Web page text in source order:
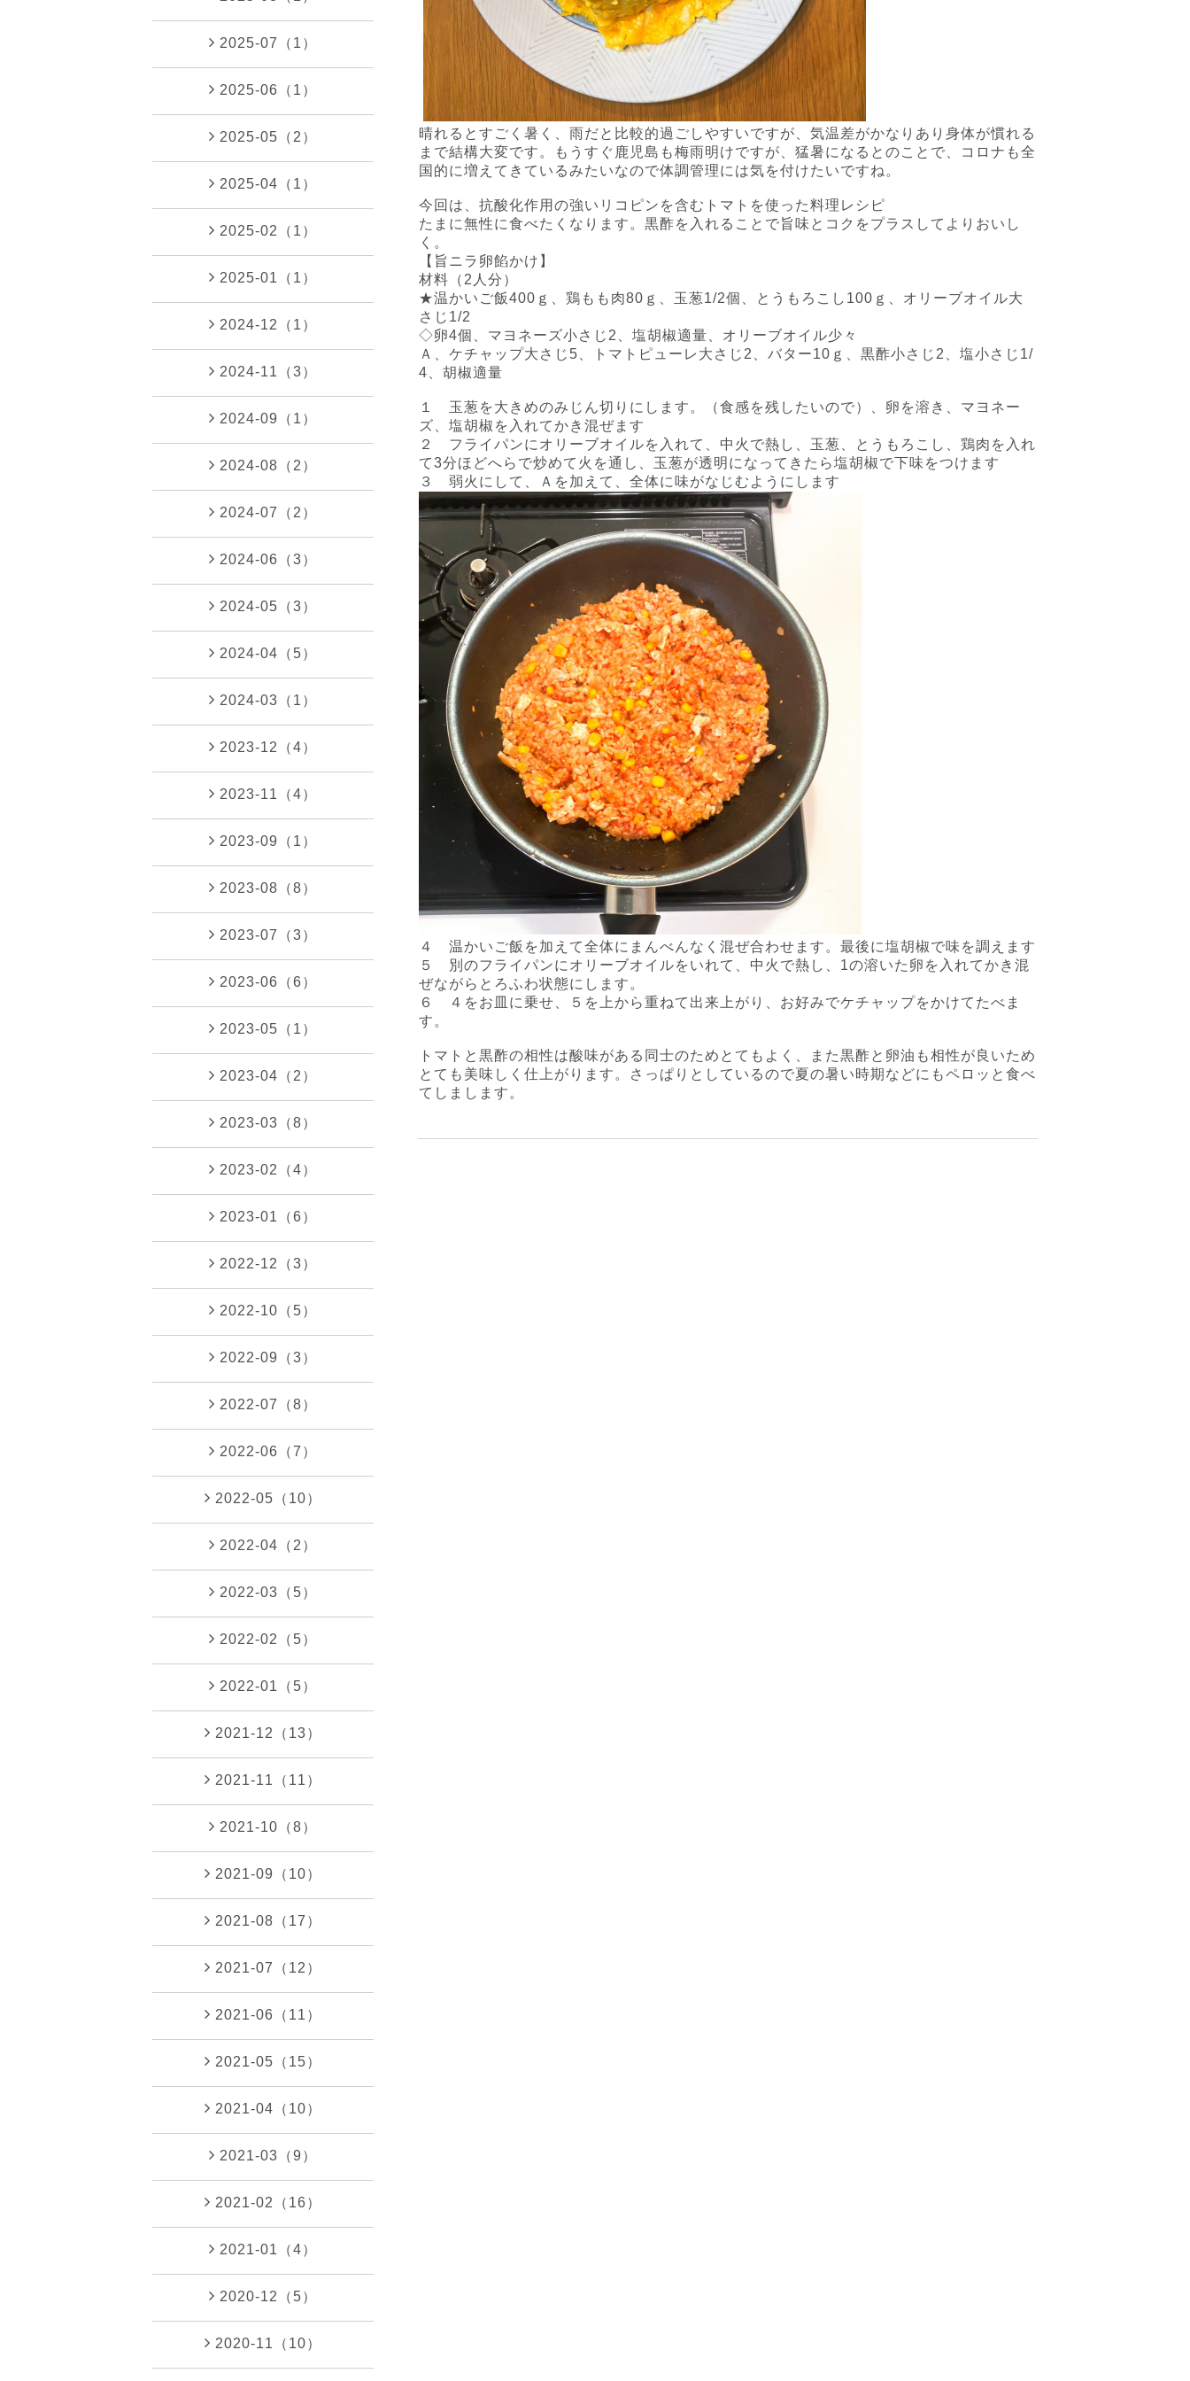
晴れるとすごく暑く、雨だと比較的過ごしやすいですが、気温差がかなりあり身体が慣れる
まで結構大変です。もうすぐ鹿児島も梅雨明けですが、猛暑になるとのことで、コロナも全
国的に増えてきているみたいなので体調管理には気を付けたいですね。
今回は、抗酸化作用の強いリコピンを含むトマトを使った料理レシピ
たまに無性に食べたくなります。黒酢を入れることで旨味とコクをプラスしてよりおいし
く。
【旨ニラ卵餡かけ】
材料（ 2 人分）
★温かいご飯400 ｇ、鶏もも肉80 ｇ、玉葱1/2個、とうもろこし 100 ｇ、オリーブオイル大
さじ 1/2
◇卵4個、マヨネーズ小さじ 2
、塩胡椒適量、オリーブオイル少々
Ａ、ケチャップ大さじ 5 、トマトピューレ大さじ 2 、バター10 ｇ、黒酢小さじ 2 、塩小さじ 1/
4 、胡椒適量
１ 玉葱を大きめのみじん切りにします。（食感を残したいので）、卵を溶き、マヨネー
ズ、塩胡椒を入れてかき混ぜます
２ フライパンにオリーブオイルを入れて、中火で熱し、玉葱、とうもろこし、鶏肉を入れ
て3分ほどへらで炒めて火を通し、玉葱が透明になってきたら塩胡椒で下味をつけます
３ 弱火にして、Ａを加えて、全体に味がなじむようにします
４ 温かいご飯を加えて全体にまんべんなく混ぜ合わせます。最後に塩胡椒で味を調えます
５ 別のフライパンにオリーブオイルをいれて、中火で熱し、 1の溶いた卵を入れてかき混
ぜながらとろふわ状態にします。
６ ４をお皿に乗せ、５を上から重ねて出来上がり、お好みでケチャップをかけてたべま
す。
トマトと黒酢の相性は酸味がある同士のためとてもよく、また黒酢と卵油も相性が良いため
とても美味しく仕上がります。さっぱりとしているので夏の暑い時期などにもペロッと食べ
てしまします。
2025-07（1）
2025-06（1）
2025-05（2）
2025-04（1）
2025-02（1）
2025-01（1）
2024-12（1）
2024-11（3）
2024-09（1）
2024-08（2）
2024-07（2）
2024-06（3）
2024-05（3）
2024-04（5）
2024-03（1）
2023-12（4）
2023-11（4）
2023-09（1）
2023-08（8）
2023-07（3）
2023-06（6）
2023-05（1）
2023-04（2）
2023-03（8）
2023-02（4）
2023-01（6）
2022-12（3）
2022-10（5）
2022-09（3）
2022-07（8）
2022-06（7）
2022-05（10）
2022-04（2）
2022-03（5）
2022-02（5）
2022-01（5）
2021-12（13）
2021-11（11）
2021-10（8）
2021-09（10）
2021-08（17）
2021-07（12）
2021-06（11）
2021-05（15）
2021-04（10）
2021-03（9）
2021-02（16）
2021-01（4）
2020-12（5）
2020-11（10）